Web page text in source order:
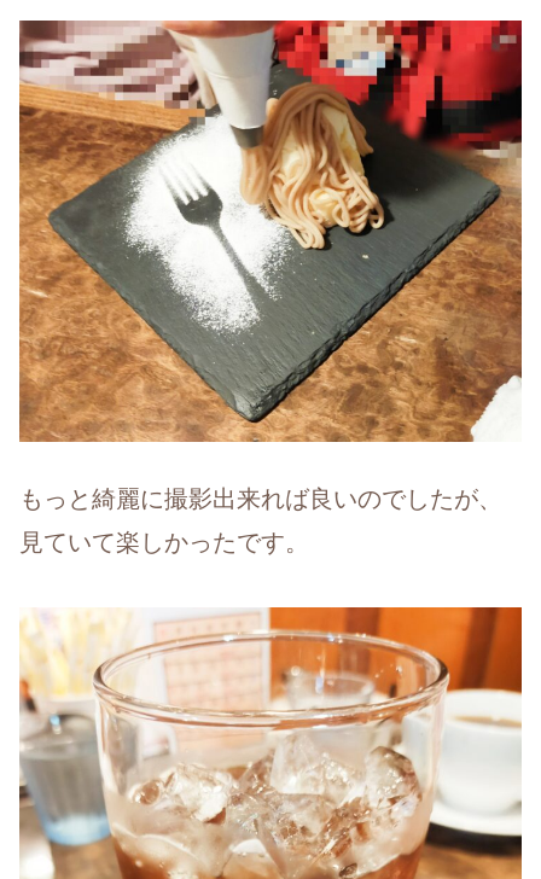
もっと綺麗に撮影出来れば良いのでしたが、
見ていて楽しかったです。